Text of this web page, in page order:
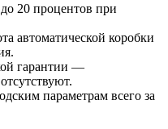
20 процентов при
автоматической коробки
гарантии —
параметрам всего за